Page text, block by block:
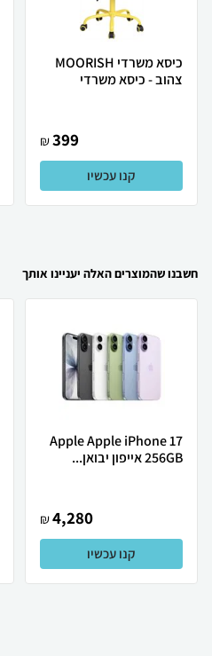
כיסא משרדי MOORISH
צהוב - כיסא משרדי
399
₪
קנו עכשיו
חשבנו שהמוצרים האלה יעניינו אותך
Apple Apple iPhone 17
256GB אייפון יבואן...
4,280
₪
קנו עכשיו